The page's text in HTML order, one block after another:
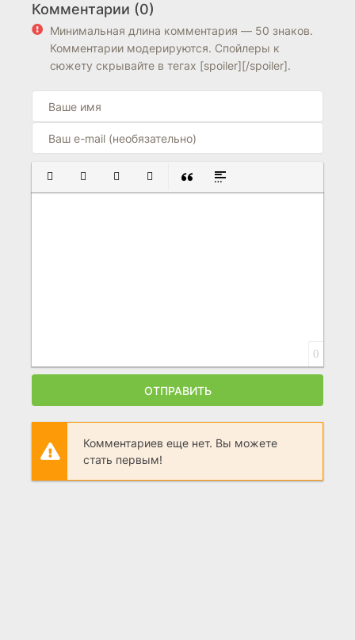
6.8
Комментарии (0)
Минимальная длина комментария — 50 знаков.
Комментарии модерируются. Спойлеры к
сюжету скрывайте в тегах [spoiler][/spoiler].
ПОЛУЖИРНЫЙ
КУРСИВПОДЧЕРКНУТЫЙ
ЗАЧЕРКНУТЫЙ
ВСТАВКА ЦИТАТЫ
ВСТАВКА СПОЙЛЕРА
0
ОТПРАВИТЬ
Комментариев еще нет. Вы можете
стать первым!